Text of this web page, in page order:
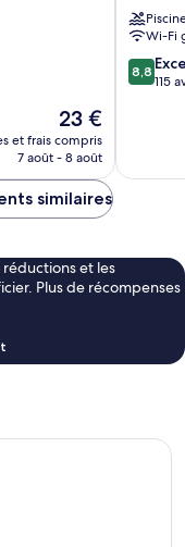
Le
nouveau
prix
de
23 €
et frais compris
7 août - 8 août
Wi-Fi
8.8
sur
8,8
115
similaires
et les
Plus de récompenses